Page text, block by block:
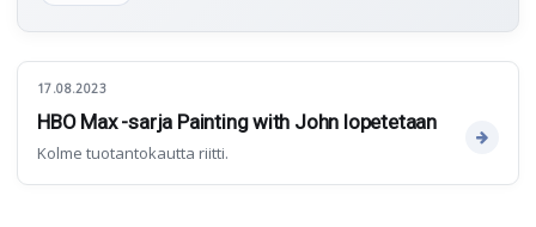
17.08.2023
HBO Max -sarja Painting with John lopetetaan
Kolme tuotantokautta riitti.